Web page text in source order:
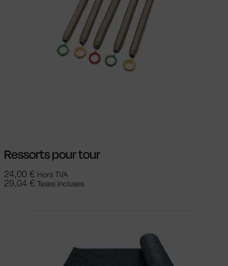
Ressorts pour tour
24,00 € Hors TVA
29,04 € Taxes incluses